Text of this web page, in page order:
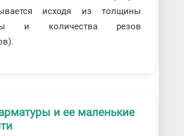
исходя из толщины
и количества резов
и ее маленькие